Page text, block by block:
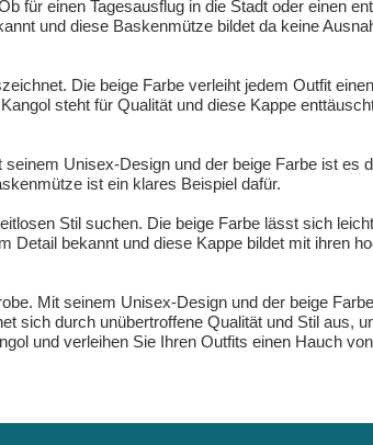
für einen Tagesausflug in die Stadt oder einen
und diese Baskenmütze bildet da keine
Die beige Farbe verleiht jedem Outfit
steht für Qualität und diese Kappe
Unisex-Design und der beige Farbe ist es
ist ein klares Beispiel dafür.
Stil suchen. Die beige Farbe lässt sich
Detail bekannt und diese Kappe bildet mit ihren
Mit seinem Unisex-Design und der beige
sich durch unübertroffene Qualität und Stil aus,
und verleihen Sie Ihren Outfits einen Hauch